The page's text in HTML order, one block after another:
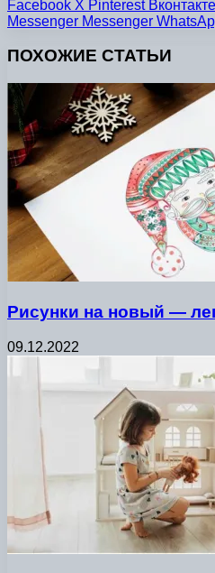
Facebook X Pinterest Вконтакте
Messenger Messenger
ПОХОЖИЕ СТАТЬИ
Рисунки на новый —
09.12.2022